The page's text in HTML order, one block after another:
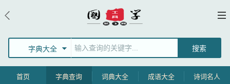
字典大全
首页 字典查询 词典大全 成语大全 诗词名人